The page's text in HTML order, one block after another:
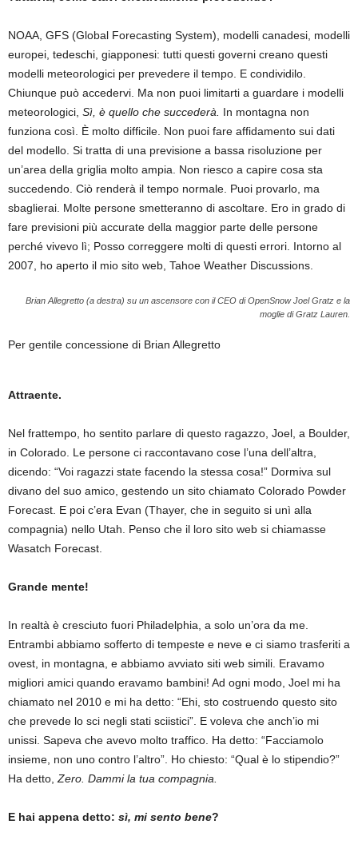
NOAA, GFS (Global Forecasting System), modelli canadesi, modelli
europei, tedeschi, giapponesi: tutti questi governi creano questi
modelli meteorologici per prevedere il tempo. E condividilo.
Chiunque può accedervi. Ma non puoi limitarti a guardare i modelli
meteorologici, Sì, è quello che succederà.
In montagna non
funziona così. È molto difficile. Non puoi fare affidamento sui dati
del modello. Si tratta di una previsione a bassa risoluzione per
un’area della griglia molto ampia. Non riesco a capire cosa sta
succedendo. Ciò renderà il tempo normale. Puoi provarlo, ma
sbaglierai. Molte persone smetteranno di ascoltare. Ero in grado di
fare previsioni più accurate della maggior parte delle persone
perché vivevo lì; Posso correggere molti di questi errori. Intorno al
2007, ho aperto il mio sito web, Tahoe Weather Discussions.
Brian Allegretto (a destra) su un ascensore con il CEO di OpenSnow Joel Gratz e la
moglie di Gratz Lauren.
Per gentile concessione di Brian Allegretto
Attraente.
Nel frattempo, ho sentito parlare di questo ragazzo, Joel, a Boulder,
in Colorado. Le persone ci raccontavano cose l’una dell’altra,
dicendo: “Voi ragazzi state facendo la stessa cosa!” Dormiva sul
divano del suo amico, gestendo un sito chiamato Colorado Powder
Forecast. E poi c’era Evan (Thayer, che in seguito si unì alla
compagnia) nello Utah. Penso che il loro sito web si chiamasse
Wasatch Forecast.
Grande mente!
In realtà è cresciuto fuori Philadelphia, a solo un’ora da me.
Entrambi abbiamo sofferto di tempeste e neve e ci siamo trasferiti a
ovest, in montagna, e abbiamo avviato siti web simili. Eravamo
migliori amici quando eravamo bambini! Ad ogni modo, Joel mi ha
chiamato nel 2010 e mi ha detto: “Ehi, sto costruendo questo sito
che prevede lo sci negli stati sciistici”. E voleva che anch’io mi
unissi. Sapeva che avevo molto traffico. Ha detto: “Facciamolo
insieme, non uno contro l’altro”. Ho chiesto: “Qual è lo stipendio?”
Ha detto, Zero. Dammi la tua compagnia.
E hai appena detto: sì, mi sento bene?